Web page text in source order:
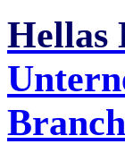
Hellas